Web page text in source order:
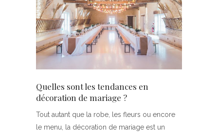
Quelles sont les tendances en
décoration de mariage ?
Tout autant que la robe, les fleurs ou encore
le menu, la décoration de mariage est un